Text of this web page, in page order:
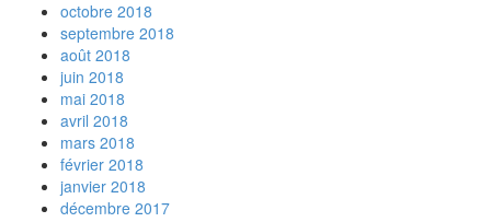
octobre 2018
septembre 2018
août 2018
juin 2018
mai 2018
avril 2018
mars 2018
février 2018
janvier 2018
décembre 2017